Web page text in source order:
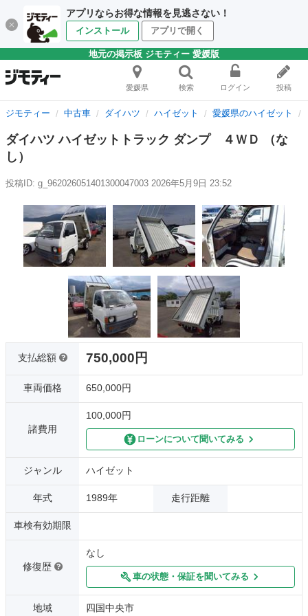
アプリならお得な情報を見逃さない！
インストール アプリで開く
地元の掲示板 ジモティー 愛媛版
愛媛県 検索 ログイン 投稿
ジモティー 中古車 ダイハツ ハイゼット 愛媛県のハイゼット
ダイハツ ハイゼットトラック ダンプ ４ＷＤ （な
し）
投稿ID: g_962026051401300047003 2026年5月9日 23:52
支払総額 750,000円
車両価格 650,000円
諸費用
100,000円
ローンについて聞いてみる
ジャンル ハイゼット
年式 1989年 走行距離
車検有効期限
修復歴
なし
車の状態・保証を聞いてみる
地域 四国中央市